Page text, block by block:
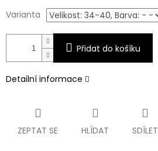
Varianta
Přidat do košíku
Detailní informace
ZEPTAT SE HLÍDAT SDÍLET